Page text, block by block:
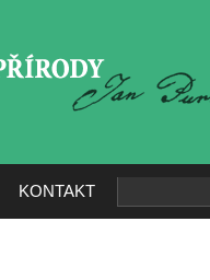
KONTAKT